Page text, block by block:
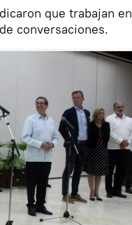
que trabajan en
conversaciones.